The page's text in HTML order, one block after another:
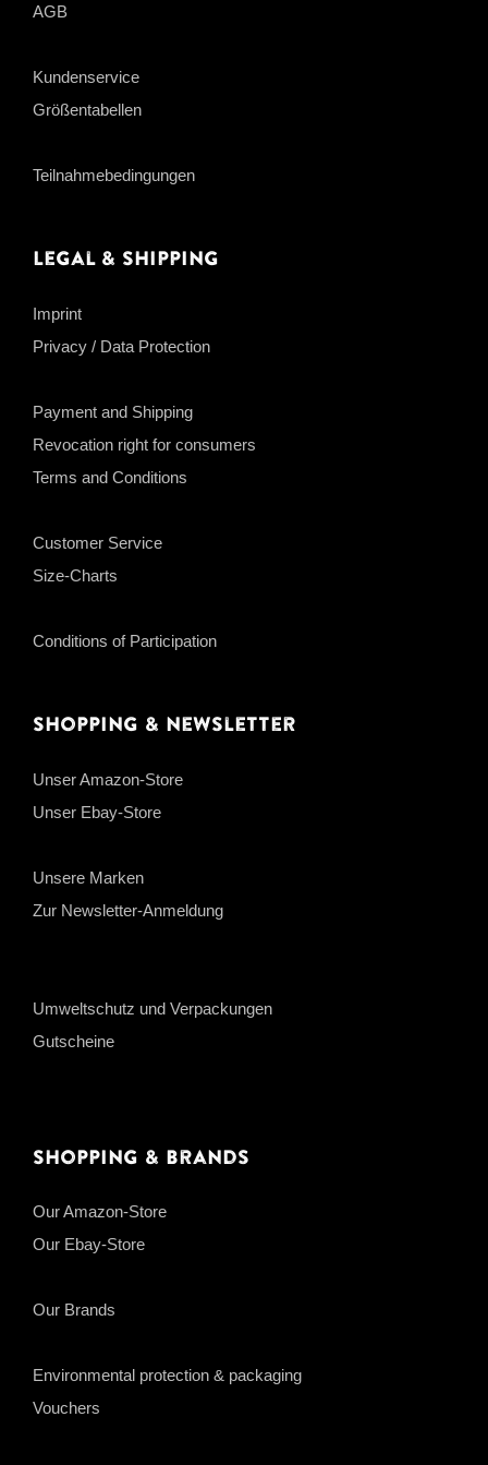
AGB
Kundenservice
Größentabellen
Teilnahmebedingungen
Legal & Shipping
Imprint
Privacy / Data Protection
Payment and Shipping
Revocation right for consumers
Terms and Conditions
Customer Service
Size-Charts
Conditions of Participation
Shopping & Newsletter
Unser Amazon-Store
Unser Ebay-Store
Unsere Marken
Zur Newsletter-Anmeldung
Umweltschutz und Verpackungen
Gutscheine
Shopping & Brands
Our Amazon-Store
Our Ebay-Store
Our Brands
Environmental protection & packaging
Vouchers